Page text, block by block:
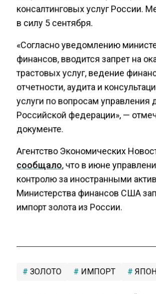
консалтинговых услуг России.
в силу 5 сентября.
«Согласно уведомлению
финансов, вводится запрет на
трастовых услуг, ведение
отчетности, аудита и
услуги по вопросам управления
Российской федерации», —
документе.
Агентство Экономических
сообщало, что в июне
контролю за иностранными
Министерства финансов США
импорт золота из России.
ЗОЛОТО ИМПОРТ